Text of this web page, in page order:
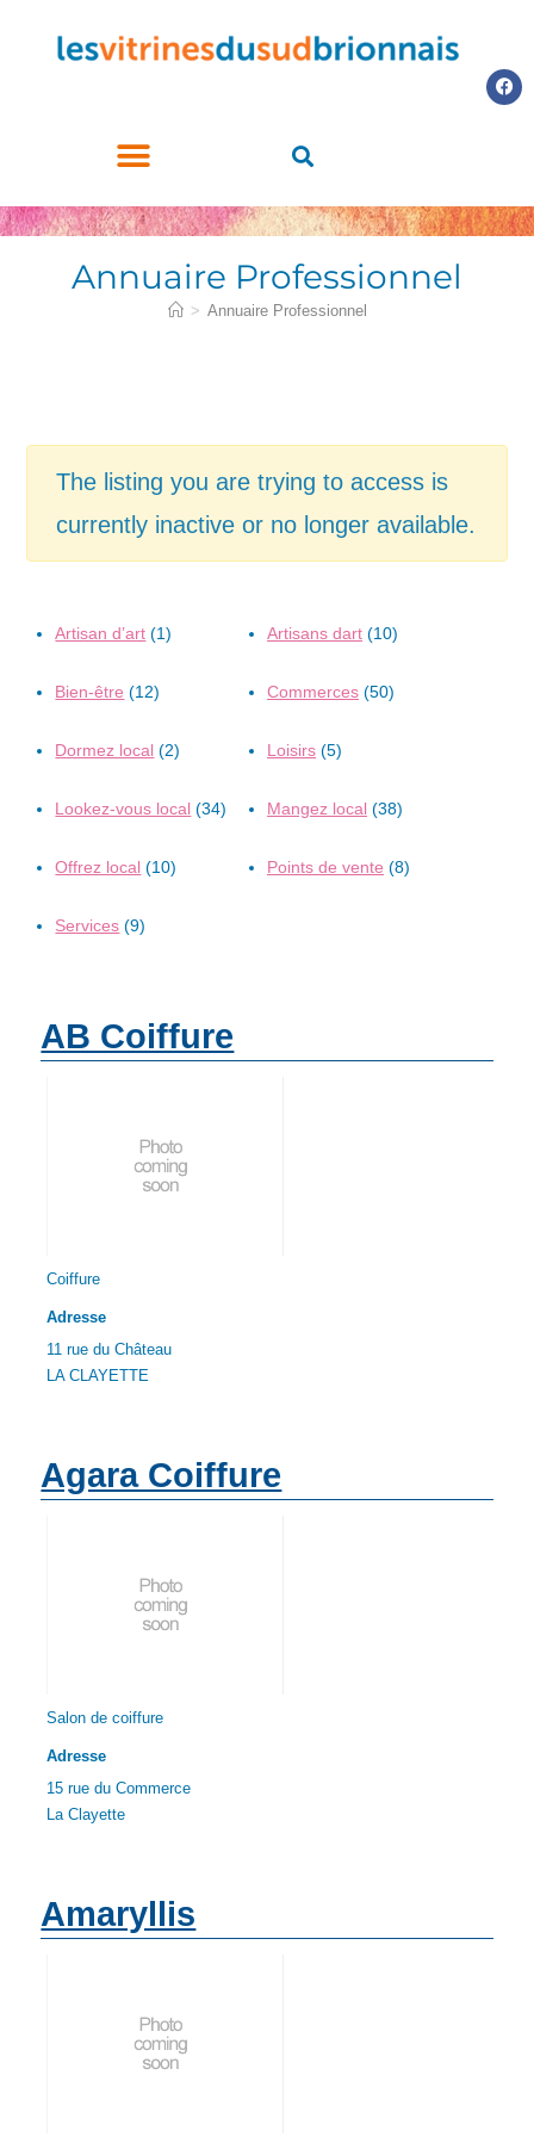
Annuaire Professionnel
> Annuaire Professionnel
The listing you are trying to access is
currently inactive or no longer available.
Artisan d’art (1) Artisans dart (10)
Bien-être (12) Commerces (50)
Dormez local (2) Loisirs (5)
Lookez-vous local (34) Mangez local (38)
Offrez local (10) Points de vente (8)
Services (9)
AB Coiffure
Coiffure
Adresse
11 rue du Château
LA CLAYETTE
Agara Coiffure
Salon de coiffure
Adresse
15 rue du Commerce
La Clayette
Amaryllis